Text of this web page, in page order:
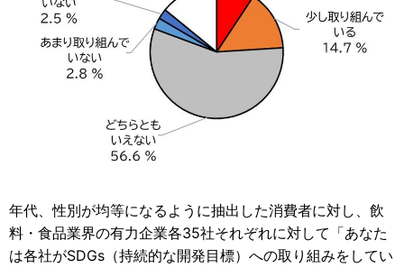
年代、性別が均等になるように抽出した消費者に対し、飲
料・食品業界の有力企業各35社それぞれに対して「あなた
は各社がSDGs（持続的な開発目標）への取り組みをしてい